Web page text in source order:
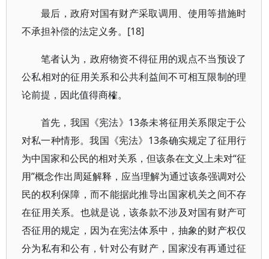
最后，政府对国有财产采取调用、使用等措施时
不承担补偿的法定义务。[18]
笔者认为，政府物资不得征用的观点不当预设了
公私相对的征用关系和公共利益间不可相互限制的理
论前提，因此值得商榷。
首先，我国《宪法》13条未将征用关系限定于公
对私一种情形。我国《宪法》13条确实规定了征用行
为中国家和公民的相对关系，但该条在文义上未对“征
用”概念作出周延解释，应当理解为通过该条强调对公
民的权利保障，而不能据此推导出国家机关之间不存
在征用关系。也就是说，该条款不涉及对国有财产可
否征用的规定，因为在宪法体系中，抽象的财产权仅
分为私有和公有，针对公有财产，国家没有再通过征